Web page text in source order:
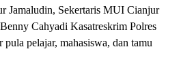
Jamaludin, Sekertaris MUI Cianjur
Cahyadi Kasatreskrim Polres
pelajar, mahasiswa, dan tamu